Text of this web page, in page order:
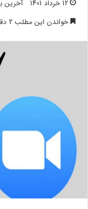
12 خرداد 1401 آخرین به
خواندن این مطلب 2 دقیقه زمان میبرد